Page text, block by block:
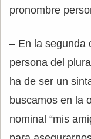
pronombre
– En la segunda
persona del
ha de ser un
buscamos en la
nominal “mis